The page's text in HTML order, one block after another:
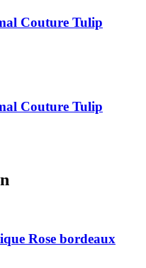
Couture Tulip
Couture Tulip
Rose bordeaux